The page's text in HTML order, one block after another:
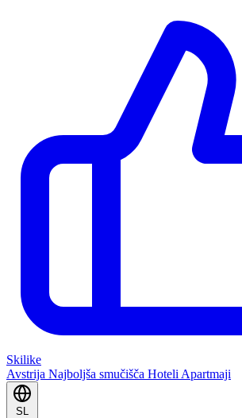
Skilike
Avstrija Najboljša smučišča Hoteli Apartmaji
SL